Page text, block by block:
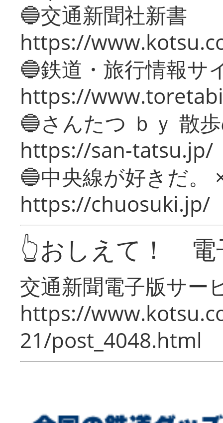
🔵交通新聞社新書
https://
🔵鉄道・旅行情報サ
https://
🔵さんたつ ｂｙ 散
https://san-tatsu.jp/
🔵中央線が好きだ。
https://chuosuki.jp/
👆おしえて！ 電
交通新聞電子版サー
https://
21/post_4048.html